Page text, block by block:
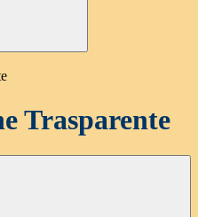
Trasparente